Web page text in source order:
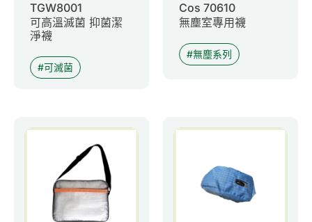
TGW8001
可高溫滅菌 抑菌潔
淨襪
可滅菌
Cos 70610
無塵室專用襪
無塵系列